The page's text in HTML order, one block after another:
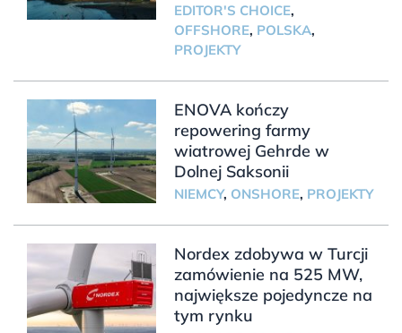
EDITOR'S CHOICE,
OFFSHORE, POLSKA,
PROJEKTY
ENOVA kończy
repowering farmy
wiatrowej Gehrde w
Dolnej Saksonii
NIEMCY, ONSHORE, PROJEKTY
Nordex zdobywa w Turcji
zamówienie na 525 MW,
największe pojedyncze na
tym rynku